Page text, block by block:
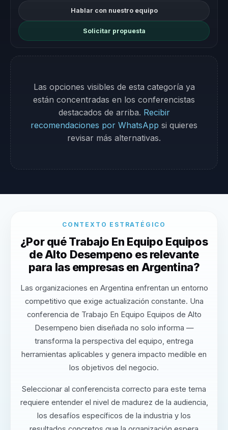
Hablar con nuestro equipo
Solicitar propuesta
Las opciones visibles de esta categoría ya
están concentradas en los conferencistas
destacados de arriba. Recibir
recomendaciones por WhatsApp si quieres
revisar más alternativas.
CONTEXTO ESTRATÉGICO
¿Por qué Trabajo En Equipo Equipos
de Alto Desempeno es relevante
para las empresas en Argentina?
Las organizaciones en Argentina enfrentan un entorno
competitivo que exige actualización constante. Una
conferencia de Trabajo En Equipo Equipos de Alto
Desempeno bien diseñada no solo informa —
transforma la perspectiva del equipo, entrega
herramientas aplicables y genera impacto medible en
los objetivos del negocio.
Seleccionar al conferencista correcto para este tema
requiere entender el nivel de madurez de la audiencia,
los desafíos específicos de la industria y los